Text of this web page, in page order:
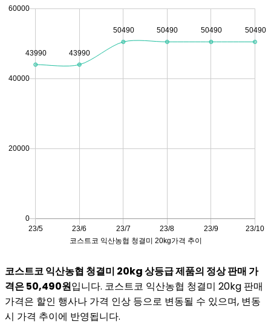
코스트코 익산농협 청결미 20kg 상등급 제품의 정상 판매 가
격은 50,490원입니다. 코스트코 익산농협 청결미 20kg 판매
가격은 할인 행사나 가격 인상 등으로 변동될 수 있으며, 변동
시 가격 추이에 반영됩니다.